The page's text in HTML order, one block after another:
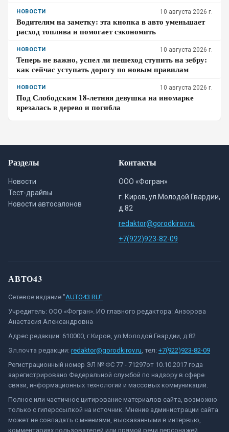
НОВОСТИ 10 августа 2026 г.
Водителям на заметку: эта кнопка в авто уменьшает
расход топлива и помогает сэкономить
НОВОСТИ 10 августа 2026 г.
Теперь не важно, успел ли пешеход ступить на зебру:
как сейчас уступать дорогу по новым правилам
НОВОСТИ 10 августа 2026 г.
Под Слободским 18-летняя девушка на иномарке
врезалась в дерево и погибла
Разделы
Новости
Тест-драйвы
Новости автосалонов
Контакты
ООО «Фогран»
г. Киров, ул.Молодой Гвардии,
д.82
redaktor@gorodkirov.ru
+7(922)923-82-09
АВТО43
Сетевое издание "AUTO43.RU"
Учредитель: ООО «Фогран». ИО главного редактора: Анзорова
Анастасия Александровна
Адрес редакции: 610000, г.Киров, ул.Молодой Гвардии, д.82
Эл.почта редакции: redaktor@gorodkirov.ru, тел: +7(922)923-82-09
Регистрационный номер ЭЛ № ФС 77 - 71297от 10.10.2017 года
зарегистрировано Федеральной службой по надзору в сфере
связи, информационных технологий и массовых коммуникаций.
Полное или частичное цитирование материалов сайта, возможно
только с гиперссылкой на источник. Мнение администрации сайта
может не совпадать с мнениями, высказанными в интервью,
комментариях пользователей или прямой речи персонажей